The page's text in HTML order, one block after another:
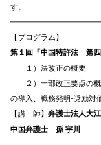
す。
【プログラム】
第１回『中国特許法 第四
１）法改正の概要
２）一部改正要点の概
の導入、職務発明-奨励対
【講 師】 弁護士法人大
中国弁護士 孫 宇川